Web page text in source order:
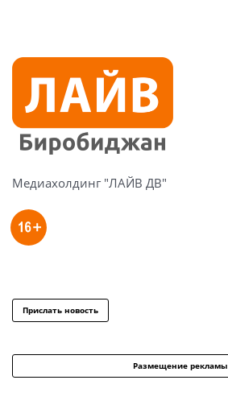
Медиахолдинг "ЛАЙВ ДВ"
Прислать новость
Размещение рекламы